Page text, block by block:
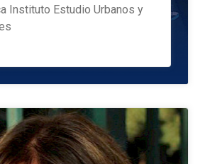
Instituto Estudio Urbanos y